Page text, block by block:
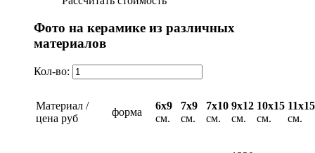
Фото на керамике из различных
материалов
Кол-во:
Материал /
цена руб
форма
6х9
см.
7х9
см.
7х10
см.
9х12
см.
10х15
см.
11х15
см.